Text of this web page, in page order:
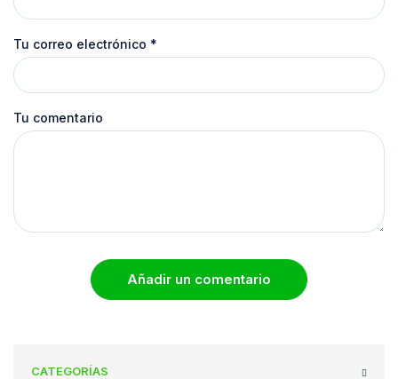
Tu correo electrónico *
Tu comentario
Añadir un comentario
CATEGORÍAS